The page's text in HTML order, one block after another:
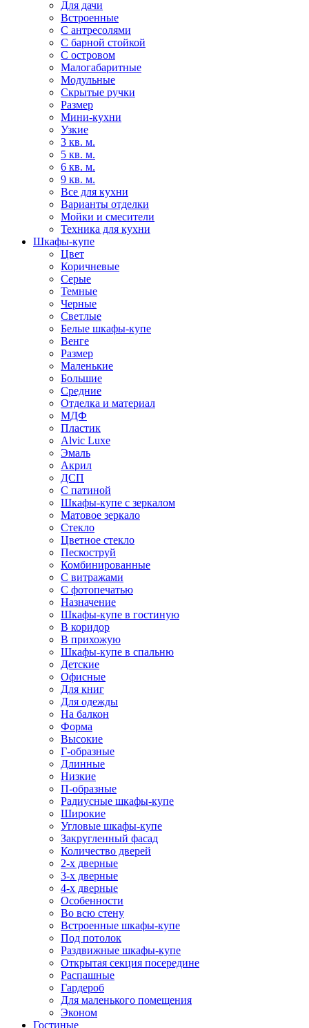
Для дачи
Встроенные
С антресолями
С барной стойкой
С островом
Малогабаритные
Модульные
Скрытые ручки
Размер
Мини-кухни
Узкие
3 кв. м.
5 кв. м.
6 кв. м.
9 кв. м.
Все для кухни
Варианты отделки
Мойки и смесители
Техника для кухни
Шкафы-купе
Цвет
Коричневые
Серые
Темные
Черные
Светлые
Белые шкафы-купе
Венге
Размер
Маленькие
Большие
Средние
Отделка и материал
МДФ
Пластик
Alvic Luxe
Эмаль
Акрил
ДСП
С патиной
Шкафы-купе с зеркалом
Матовое зеркало
Стекло
Цветное стекло
Пескоструй
Комбинированные
С витражами
С фотопечатью
Назначение
Шкафы-купе в гостиную
В коридор
В прихожую
Шкафы-купе в спальню
Детские
Офисные
Для книг
Для одежды
На балкон
Форма
Высокие
Г-образные
Длинные
Низкие
П-образные
Радиусные шкафы-купе
Широкие
Угловые шкафы-купе
Закругленный фасад
Количество дверей
2-х дверные
3-х дверные
4-х дверные
Особенности
Во всю стену
Встроенные шкафы-купе
Под потолок
Раздвижные шкафы-купе
Открытая секция посередине
Распашные
Гардероб
Для маленького помещения
Эконом
Гостиные